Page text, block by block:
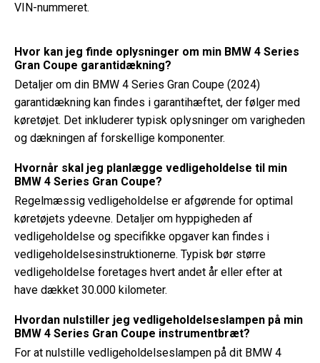
VIN-nummeret.
Hvor kan jeg finde oplysninger om min BMW 4 Series
Gran Coupe garantidækning?
Detaljer om din BMW 4 Series Gran Coupe (2024)
garantidækning kan findes i garantihæftet, der følger med
køretøjet. Det inkluderer typisk oplysninger om varigheden
og dækningen af ​​forskellige komponenter.
Hvornår skal jeg planlægge vedligeholdelse til min
BMW 4 Series Gran Coupe?
Regelmæssig vedligeholdelse er afgørende for optimal
køretøjets ydeevne. Detaljer om hyppigheden af ​​
vedligeholdelse og specifikke opgaver kan findes i
vedligeholdelsesinstruktionerne. Typisk bør større
vedligeholdelse foretages hvert andet år eller efter at
have dækket 30.000 kilometer.
Hvordan nulstiller jeg vedligeholdelseslampen på min
BMW 4 Series Gran Coupe instrumentbræt?
For at nulstille vedligeholdelseslampen på dit BMW 4